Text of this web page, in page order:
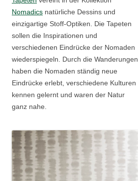
Nomadics natürliche Dessins und
einzigartige Stoff-Optiken. Die Tapeten
sollen die Inspirationen und
verschiedenen Eindrücke der Nomaden
wiederspiegeln. Durch die Wanderungen
haben die Nomaden ständig neue
Eindrücke erlebt, verschiedene Kulturen
kennen gelernt und waren der Natur
ganz nahe.